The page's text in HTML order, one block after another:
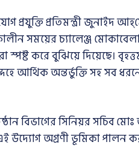
প্রযুক্তি প্রতিমন্ত্রী
সময়ের চ্যালেঞ্জ
করে বুঝিয়ে দিয়েছে।
আর্থিক অন্তর্ভুক্তি সহ সব
বিভাগের সিনিয়র সচিব
উদ্যোগ অগ্রণী ভূমিকা পালন